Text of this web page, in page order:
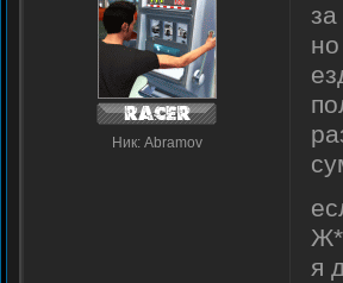
Ник: Abramov
я